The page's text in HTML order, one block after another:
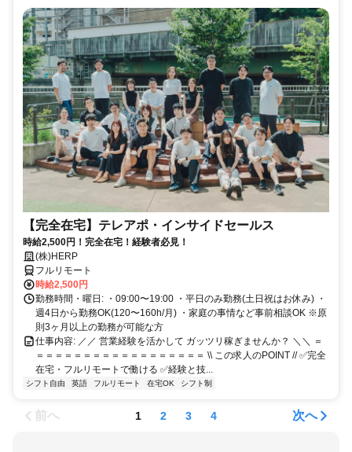
【完全在宅】テレアポ・インサイドセールス
時給2,500円！完全在宅！経験者必見！
(株)HERP
フルリモート
時給2,500円
勤務時間・曜日: ・09:00〜19:00 ・平日のみ勤務(土日祝はお休み) ・
週4日から勤務OK(120〜160h/月) ・家庭の事情など事前相談OK ※原
則3ヶ月以上の勤務が可能な方
仕事内容: ／／ 営業経験を活かして ガッツリ稼ぎませんか？ ＼＼ ＝
＝＝＝＝＝＝＝＝＝＝＝＝＝＝＝＝＝＝ \\ この求人のPOINT // ✅完全
在宅・フルリモートで働ける ✅経験と技...
シフト自由 英語 フルリモート 在宅OK シフト制
前へ 1 2 3 4 次へ